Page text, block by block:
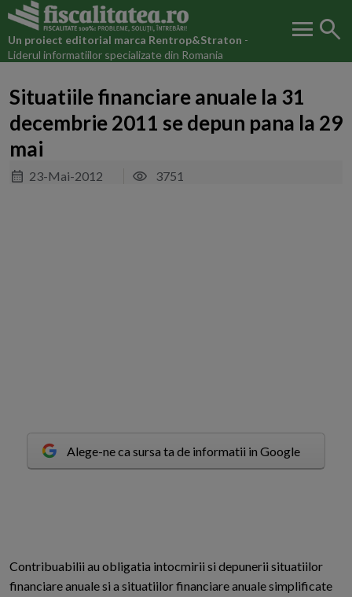
Un proiect editorial marca Rentrop&Straton -
Liderul informatiilor specializate din Romania
menu search
Situatiile financiare anuale la 31
decembrie 2011 se depun pana la 29
mai
23-Mai-2012 3751
Alege-ne ca sursa ta de informatii in Google
Contribuabilii au obligatia intocmirii si depunerii situatiilor
financiare anuale si a situatiilor financiare anuale simplificate